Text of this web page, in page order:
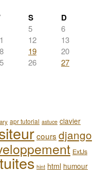
S D
5
6
12
13
19
20
26
27
apr tutorial astuce clavier
cours django
ExtJs
hint html humour